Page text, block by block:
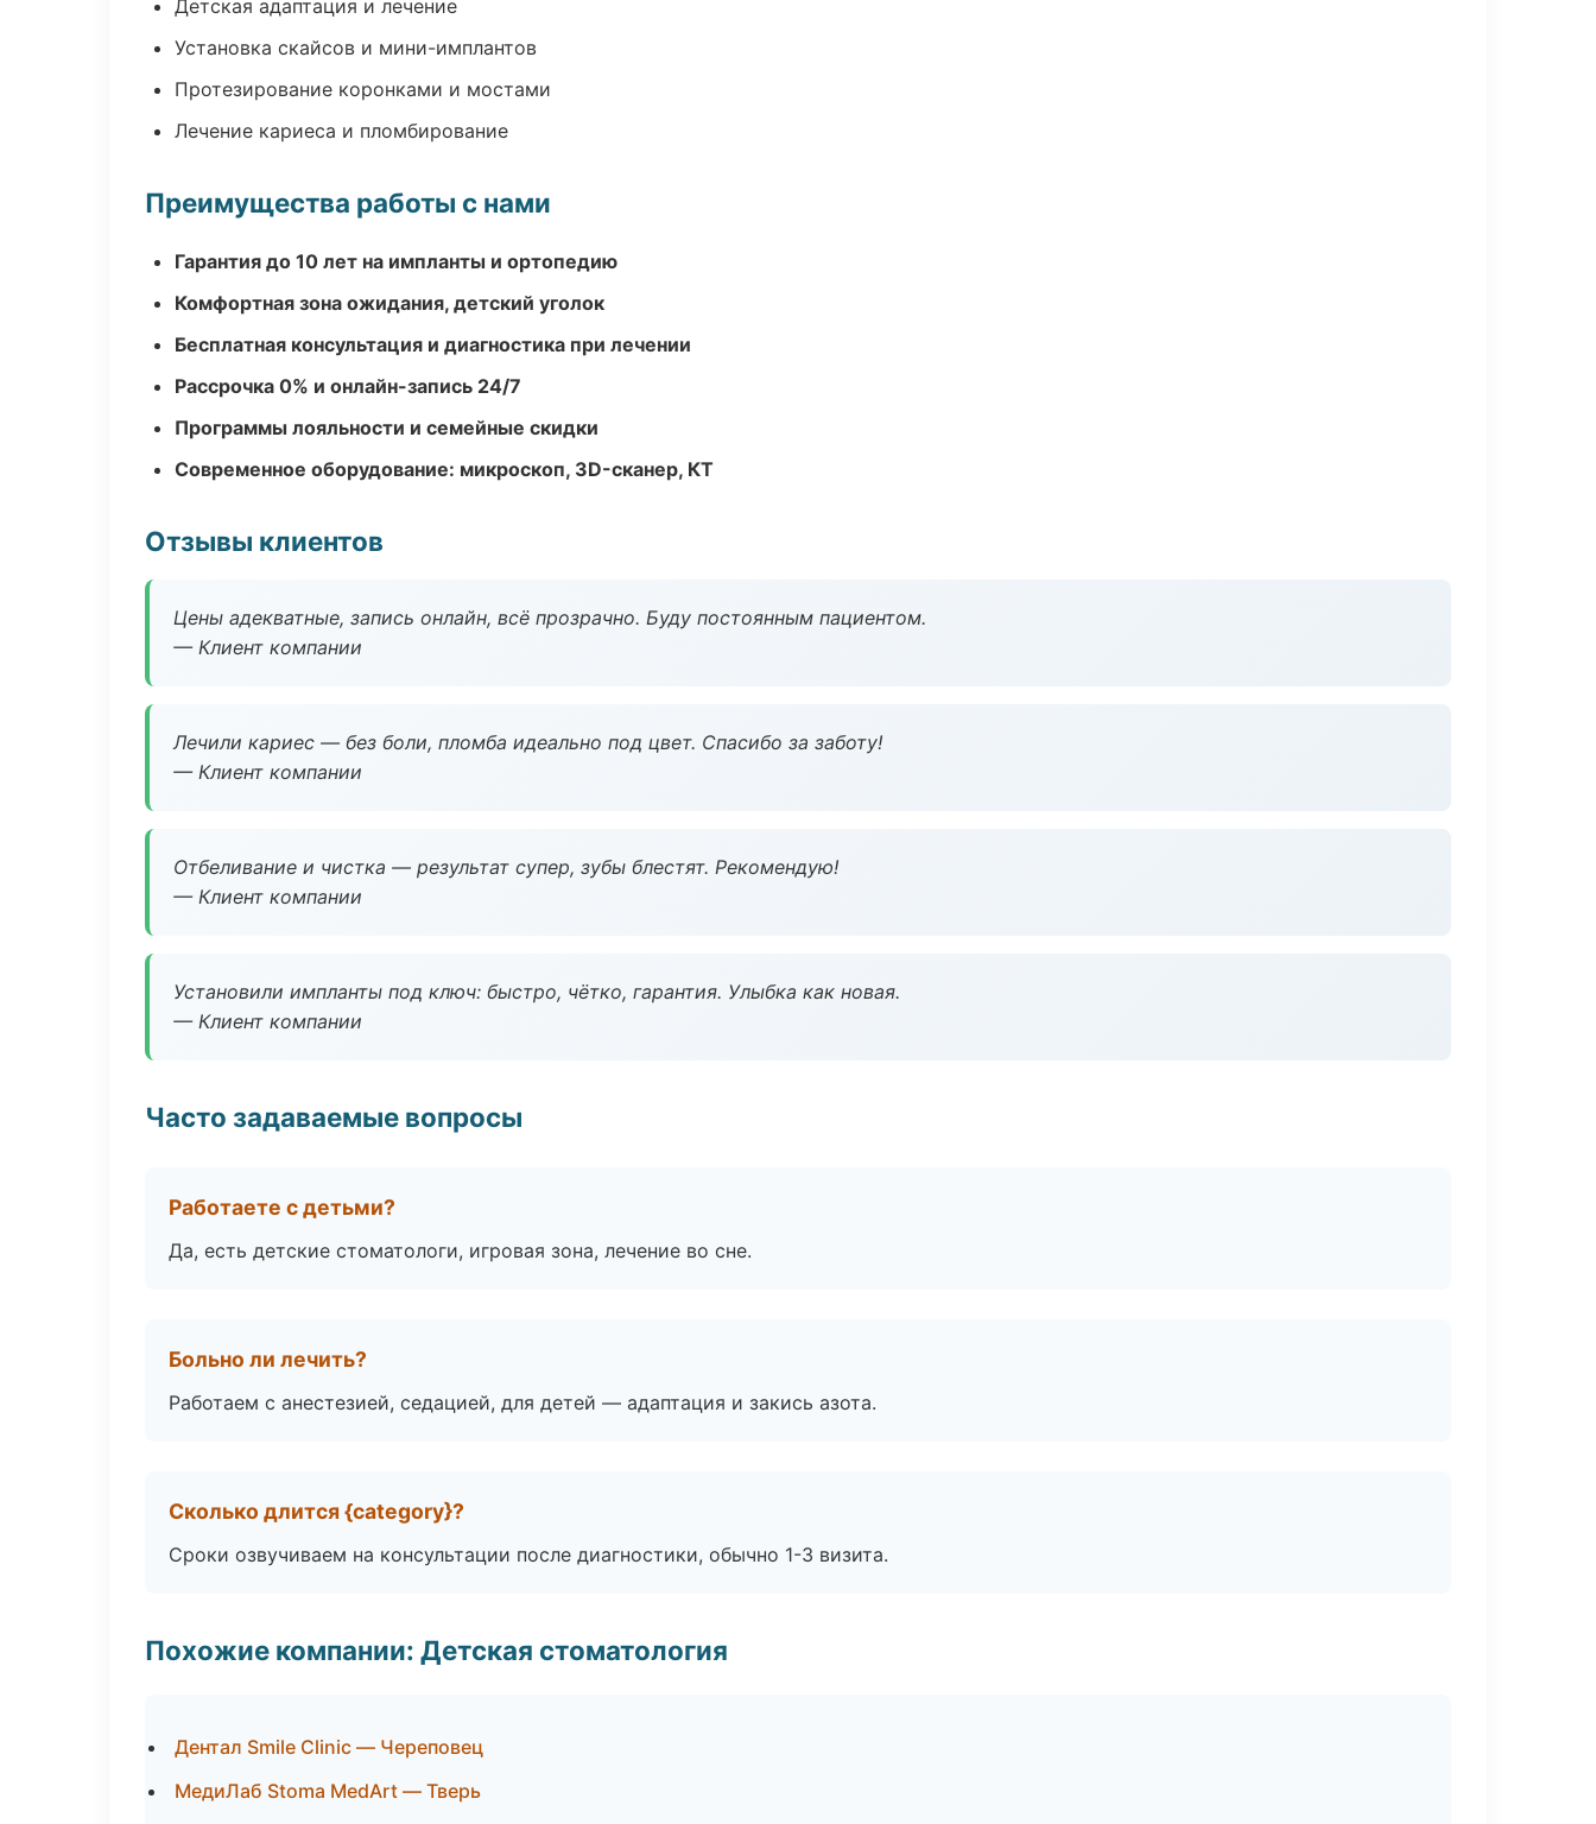
Детская адаптация и лечение
Установка скайсов и мини-имплантов
Протезирование коронками и мостами
Лечение кариеса и пломбирование
Преимущества работы с нами
Гарантия до 10 лет на импланты и ортопедию
Комфортная зона ожидания, детский уголок
Бесплатная консультация и диагностика при лечении
Рассрочка 0% и онлайн-запись 24/7
Программы лояльности и семейные скидки
Современное оборудование: микроскоп, 3D-сканер, КТ
Отзывы клиентов
Цены адекватные, запись онлайн, всё прозрачно. Буду постоянным пациентом.
— Клиент компании
Лечили кариес — без боли, пломба идеально под цвет. Спасибо за заботу!
— Клиент компании
Отбеливание и чистка — результат супер, зубы блестят. Рекомендую!
— Клиент компании
Установили импланты под ключ: быстро, чётко, гарантия. Улыбка как новая.
— Клиент компании
Часто задаваемые вопросы
Работаете с детьми?
Да, есть детские стоматологи, игровая зона, лечение во сне.
Больно ли лечить?
Работаем с анестезией, седацией, для детей — адаптация и закись азота.
Сколько длится {category}?
Сроки озвучиваем на консультации после диагностики, обычно 1-3 визита.
Похожие компании: Детская стоматология
Дентал Smile Clinic — Череповец
МедиЛаб Stoma MedArt — Тверь